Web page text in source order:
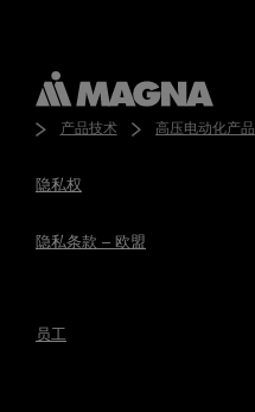
产品技术 高压电动化产品
隐私权
隐私条款 – 欧盟
员工